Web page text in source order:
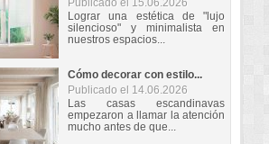
Publicado el 15.06.2026
Lograr una estética de "lujo
silencioso" y minimalista en
nuestros espacios...
Cómo decorar con estilo...
Publicado el 14.06.2026
Las casas escandinavas
empezaron a llamar la atención
mucho antes de que...